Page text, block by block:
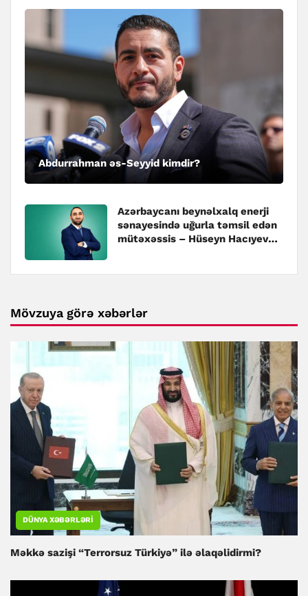
Abdurrahman əs-Seyyid kimdir?
Azərbaycanı beynəlxalq enerji
sənayesində uğurla təmsil edən
mütəxəssis – Hüseyn Hacıyev
Mövzuya görə xəbərlər
DÜNYA XƏBƏRLƏRI
Məkkə sazişi “Terrorsuz Türkiyə” ilə əlaqəlidirmi?